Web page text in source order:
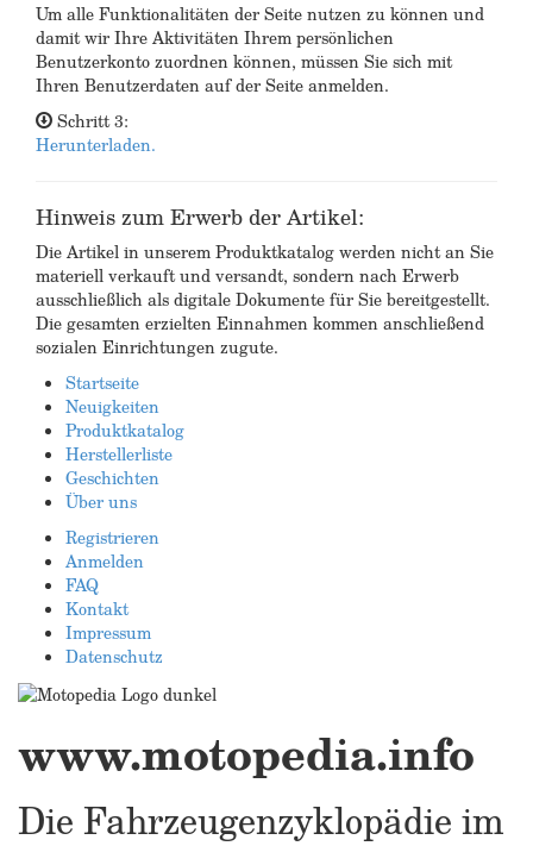
Um alle Funktionalitäten der Seite nutzen zu können und
damit wir Ihre Aktivitäten Ihrem persönlichen
Benutzerkonto zuordnen können, müssen Sie sich mit
Ihren Benutzerdaten auf der Seite anmelden.
Schritt 3:
Herunterladen.
Hinweis zum Erwerb der Artikel:
Die Artikel in unserem Produktkatalog werden nicht an Sie
materiell verkauft und versandt, sondern nach Erwerb
ausschließlich als digitale Dokumente für Sie bereitgestellt.
Die gesamten erzielten Einnahmen kommen anschließend
sozialen Einrichtungen zugute.
Startseite
Neuigkeiten
Produktkatalog
Herstellerliste
Geschichten
Über uns
Registrieren
Anmelden
FAQ
Kontakt
Impressum
Datenschutz
www.motopedia.info
Die Fahrzeugenzyklopädie im